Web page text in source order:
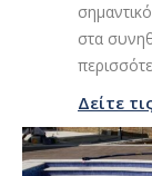
στα
Δείτε